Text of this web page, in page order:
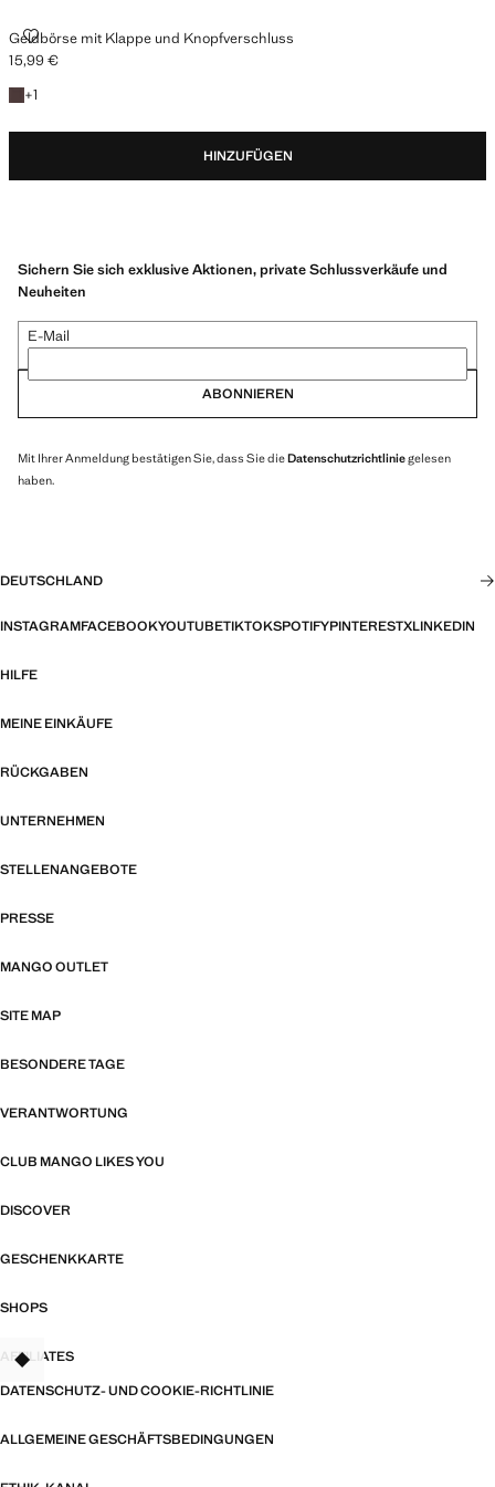
Geldbörse mit Klappe und Knopfverschluss
GELDBÖRSE MIT KLAPPE UND KNOPFVERSCHLUSS
Aktueller Preis [15,99 € ]
15,99 €
+1
+ 1 Farbe
HINZUFÜGEN
Sichern Sie sich exklusive Aktionen, private Schlussverkäufe und
Neuheiten
E-Mail
ABONNIEREN
Mit Ihrer Anmeldung bestätigen Sie, dass Sie dieDatenschutzrichtliniegelesen
haben.
DEUTSCHLAND
INSTAGRAMFACEBOOKYOUTUBETIKTOKSPOTIFYPINTERESTXLINKEDIN
HILFE
MEINE EINKÄUFE
RÜCKGABEN
UNTERNEHMEN
STELLENANGEBOTE
PRESSE
MANGO OUTLET
SITE MAP
BESONDERE TAGE
VERANTWORTUNG
CLUB MANGO LIKES YOU
DISCOVER
GESCHENKKARTE
SHOPS
AFFILIATES
DATENSCHUTZ- UND COOKIE-RICHTLINIE
ALLGEMEINE GESCHÄFTSBEDINGUNGEN